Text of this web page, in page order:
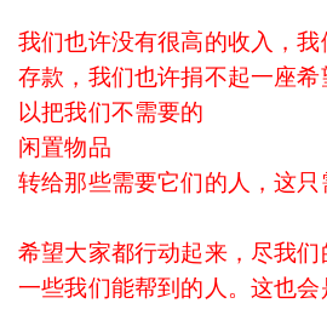
我们也许没有很高的收入，
存款，我们也许捐不起一座
以把我们不需要的
闲置物品
转给那些需要它们的人，这只
希望大家都行动起来，尽我们
一些我们能帮到的人。这也会